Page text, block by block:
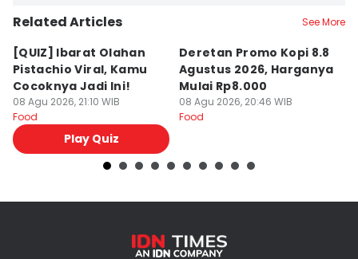
Related Articles See More
[QUIZ] Ibarat Olahan
Pistachio Viral, Kamu
Cocoknya Jadi Ini!
08 Agu 2026, 21:10 WIB
Food
Play Quiz
Deretan Promo Kopi 8.8
Agustus 2026, Harganya
Mulai Rp8.000
08 Agu 2026, 20:46 WIB
Food